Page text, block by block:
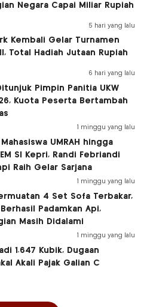
Negara Capai Miliar Rupiah
5 hari yang lalu
Kembali Gelar Turnamen
Total Hadiah Jutaan Rupiah
6 hari yang lalu
Pimpin Panitia UKW
Kuota Peserta Bertambah
1 minggu yang lalu
UMRAH hingga
SI Kepri, Randi Febriandi
Raih Gelar Sarjana
1 minggu yang lalu
4 Set Sofa Terbakar,
Padamkan Api,
Masih Didalami
1 minggu yang lalu
1.647 Kubik, Dugaan
Akali Pajak Galian C